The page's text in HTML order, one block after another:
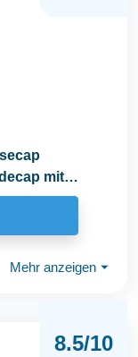
mit
Mehr anzeigen ⏷
8.5/10